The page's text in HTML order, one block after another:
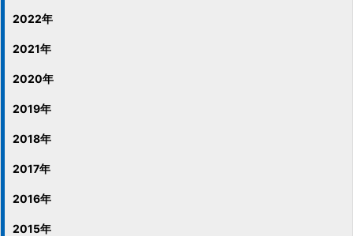
2022年
2021年
2020年
2019年
2018年
2017年
2016年
2015年